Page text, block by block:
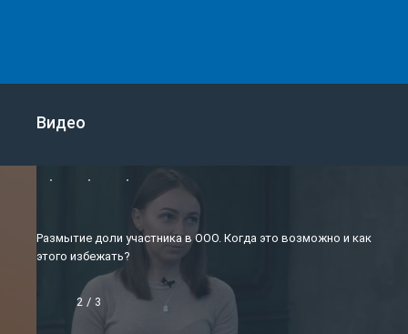
Видео
Размытие доли участника в ООО. Когда это возможно и как
этого избежать?
2 / 3